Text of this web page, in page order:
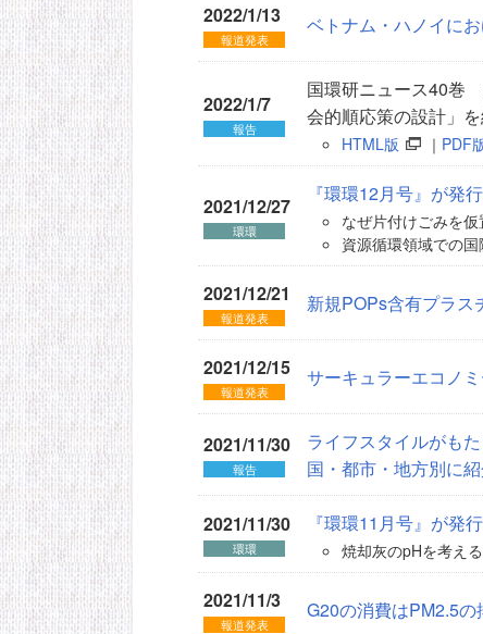
2022/1/13
報道発表
ベトナム・ハノイに
2022/1/7
報告
国環研ニュース40巻
会的順応策の設計」を
HTML版 ｜ PDF
2021/12/27
環環
『環環12月号』が発
なぜ片付けごみを仮
資源循環領域での国
2021/12/21
報道発表
新規POPs含有プラス
2021/12/15
報道発表
サーキュラーエコノ
2021/11/30
報告
ライフスタイルがも
国・都市・地方別に
2021/11/30
環環
『環環11月号』が発
焼却灰のpHを考え
2021/11/3
報道発表
G20の消費はPM2.5